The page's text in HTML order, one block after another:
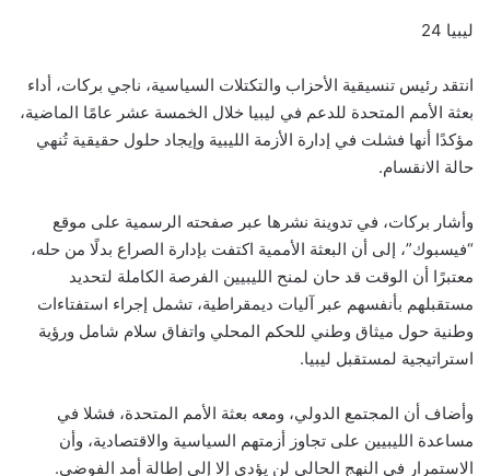
ليبيا 24
انتقد رئيس تنسيقية الأحزاب والتكتلات السياسية، ناجي بركات، أداء
بعثة الأمم المتحدة للدعم في ليبيا خلال الخمسة عشر عامًا الماضية،
مؤكدًا أنها فشلت في إدارة الأزمة الليبية وإيجاد حلول حقيقية تُنهي
حالة الانقسام.
وأشار بركات، في تدوينة نشرها عبر صفحته الرسمية على موقع
“فيسبوك”، إلى أن البعثة الأممية اكتفت بإدارة الصراع بدلًا من حله،
معتبرًا أن الوقت قد حان لمنح الليبيين الفرصة الكاملة لتحديد
مستقبلهم بأنفسهم عبر آليات ديمقراطية، تشمل إجراء استفتاءات
وطنية حول ميثاق وطني للحكم المحلي واتفاق سلام شامل ورؤية
استراتيجية لمستقبل ليبيا.
وأضاف أن المجتمع الدولي، ومعه بعثة الأمم المتحدة، فشلا في
مساعدة الليبيين على تجاوز أزمتهم السياسية والاقتصادية، وأن
الاستمرار في النهج الحالي لن يؤدي إلا إلى إطالة أمد الفوضى.